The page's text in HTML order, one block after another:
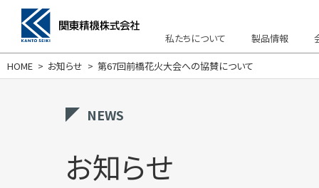
私たちについて
私たちについて
製品情報
製品情報
会社情報
サポート・お問い合わせ
採用情報
HOME お知らせ 第67回前橋花火大会への協賛について
NEWS
お知らせ